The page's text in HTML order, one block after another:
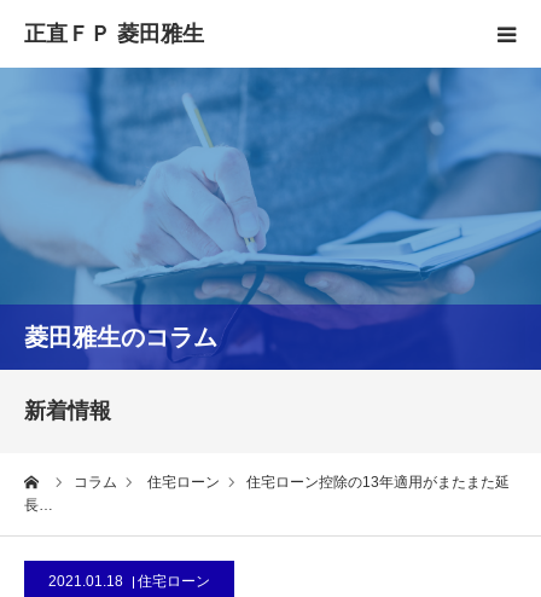
菱田雅生のコラム
新着情報
コラム 住宅ローン
住宅ローン控除の13年適用がまたまた延
長…
2021.01.18 住宅ローン
正直FPとは
YouTube
コラム